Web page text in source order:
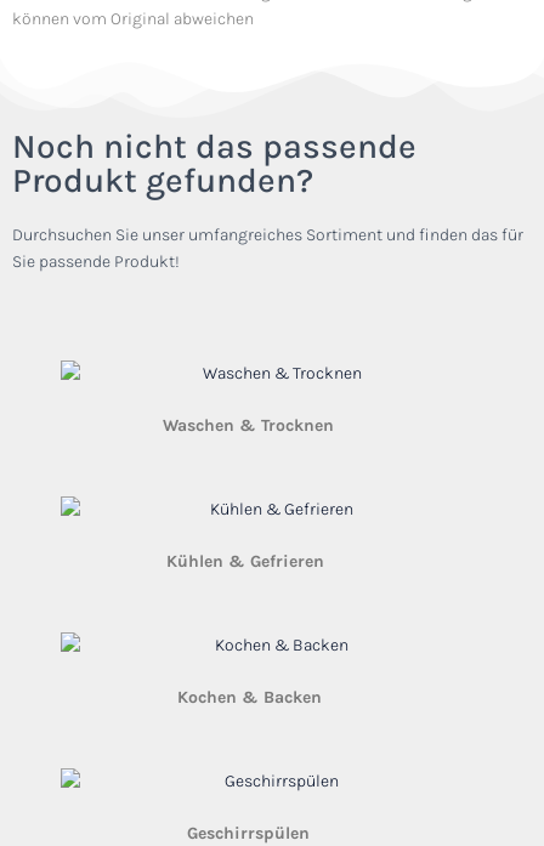
können vom Original abweichen
Noch nicht das passende
Produkt gefunden?
Durchsuchen Sie unser umfangreiches Sortiment und finden das für
Sie passende Produkt!
Waschen & Trocknen
Kühlen & Gefrieren
Kochen & Backen
Geschirrspülen